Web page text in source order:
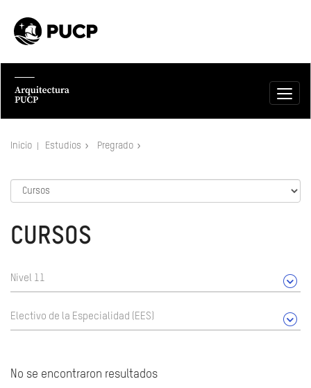
Inicio Estudios Pregrado
CURSOS
Nivel 11
Electivo de la Especialidad (EES)
No se encontraron resultados